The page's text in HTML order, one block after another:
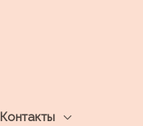
Контакты